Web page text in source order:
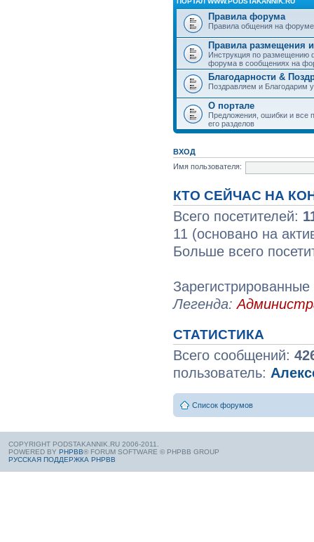
Правила форума
Правила общения на форуме
Правила размещения
Инструкция по размещению
форума в сообщениях на
Благодарности &
Поздравляем и Благодарим
О портале
Предложения, ошибки и все
его разделов
ВХОД
Имя пользователя:
КТО СЕЙЧАС НА
Всего посетителей:
11 (основано на
Больше всего
Легенда:
СТАТИСТИКА
Всего сообщений:
пользователь:
Список форумов
COPYRIGHT PODSTAKANNIK.RU 2006-2011.
POWERED BY PHPBB® FORUM SOFTWARE © PHPBB GROUP
РУССКАЯ ПОДДЕРЖКА PHPBB